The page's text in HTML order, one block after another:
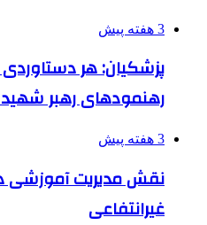
3 هفته پیش
پزشکیان: هر دستاوردی
رهنمودهای رهبر
3 هفته پیش
نقش مدیریت آموزشی
غیرانتفاعی